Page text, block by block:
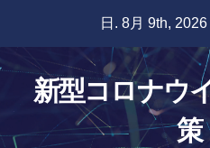
content
日. 8月 9th, 2026
新型コロナウ
策